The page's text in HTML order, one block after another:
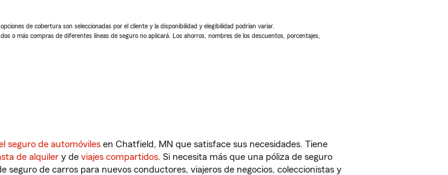
de cobertura son seleccionadas por el cliente y la disponibilidad y elegibilidad podrían variar.
o más compras de diferentes líneas de seguro no aplicará. Los ahorros, nombres de los descuentos, porcentajes,
seguro de automóviles en Chatfield, MN que satisface sus necesidades. Tiene
de alquiler y de viajes compartidos. Si necesita más que una póliza de seguro
de carros para nuevos conductores, viajeros de negocios, coleccionistas y